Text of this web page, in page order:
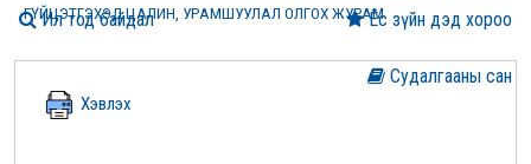
ГҮЙЦЭТГЭХЭД ЦАЛИН, УРАМШУУЛАЛ ОЛГОХ ЖУРАМ
Хэвлэх
Судалгааны сан
Ёс зүйн дэд хороо
Ил тод байдал